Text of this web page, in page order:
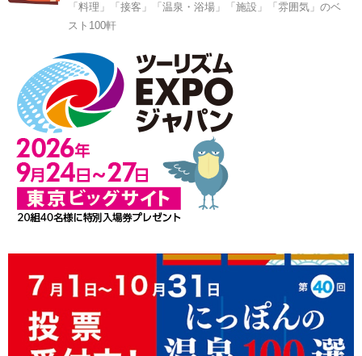
「料理」「接客」「温泉・浴場」「施設」「雰囲気」のベ
スト100軒